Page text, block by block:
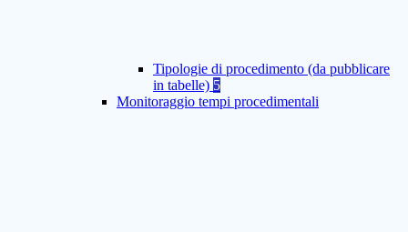
Tipologie di procedimento (da pubblicare
in tabelle) 5
Monitoraggio tempi procedimentali